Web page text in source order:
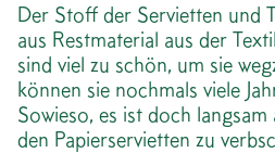
Der Stoff der Servietten und
aus Restmaterial aus der
sind viel zu schön, um sie
können sie nochmals viele
Sowieso, es ist doch
den Papierservietten zu